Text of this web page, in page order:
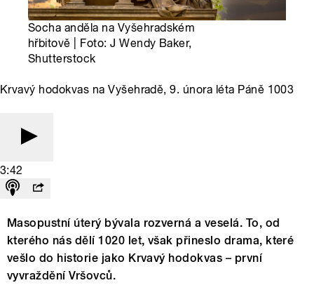
Socha anděla na Vyšehradském
hřbitově | Foto: J Wendy Baker,
Shutterstock
Krvavý hodokvas na Vyšehradě, 9. února léta Páně 1003
3:42
Masopustní úterý bývala rozverná a veselá. To, od
kterého nás dělí 1020 let, však přineslo drama, které
vešlo do historie jako Krvavý hodokvas – první
vyvraždění Vršovců.